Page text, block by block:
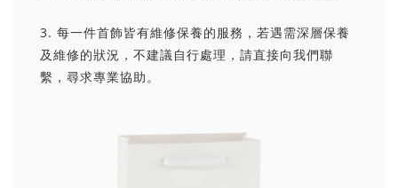
3. 每一件首飾皆有維修保養的服務，若遇需深層保養
及維修的狀況，不建議自行處理，請直接向我們聯
繫，尋求專業協助。